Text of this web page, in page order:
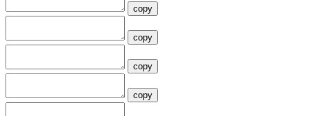
copy
copy
copy
copy